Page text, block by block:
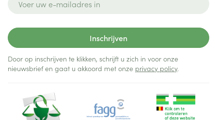
Inschrijven
Door op inschrijven te klikken, schrijft u zich in voor onze
nieuwsbrief en gaat u akkoord met onze privacy policy.